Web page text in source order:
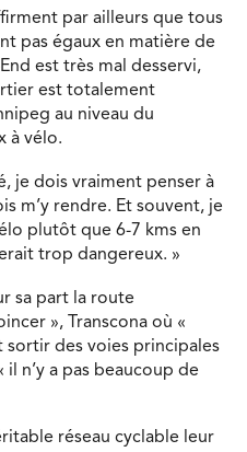
par ailleurs que tous
pas égaux en matière de
est très mal desservi,
est totalement
au niveau du
à vélo.
je dois vraiment penser à
m’y rendre. Et souvent, je
plutôt que 6-7 kms en
trop dangereux. »
sa part la route
», Transcona où «
sortir des voies principales
n’y a pas beaucoup de
réseau cyclable leur